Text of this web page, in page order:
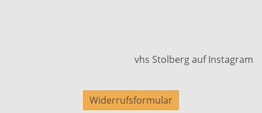
vhs Stolberg auf Instagram
Widerrufsformular